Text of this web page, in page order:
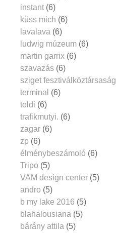
instant (6)
küss mich (6)
lavalava (6)
ludwig múzeum (6)
martin garrix (6)
szavazás (6)
sziget fesztiválköztársaság
terminal (6)
toldi (6)
trafikmutyi. (6)
zagar (6)
zp (6)
élménybeszámoló (6)
Tripo (5)
VAM design center (5)
andro (5)
b my lake 2016 (5)
blahalousiana (5)
bárány attila (5)